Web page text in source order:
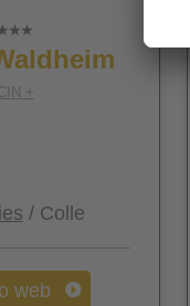
+
/ Colle
web